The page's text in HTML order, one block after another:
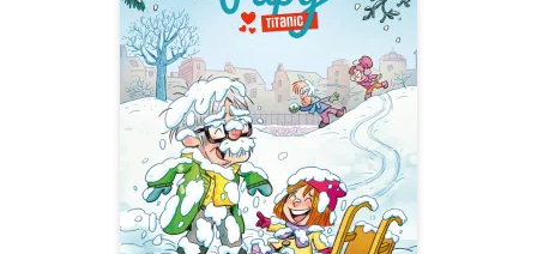
Mon Papy Titanic
Tome 03
Date de parution :
29/01/2025
Rose va grandir bien plus vite
qu’elle ne le pense…
Autres tomes